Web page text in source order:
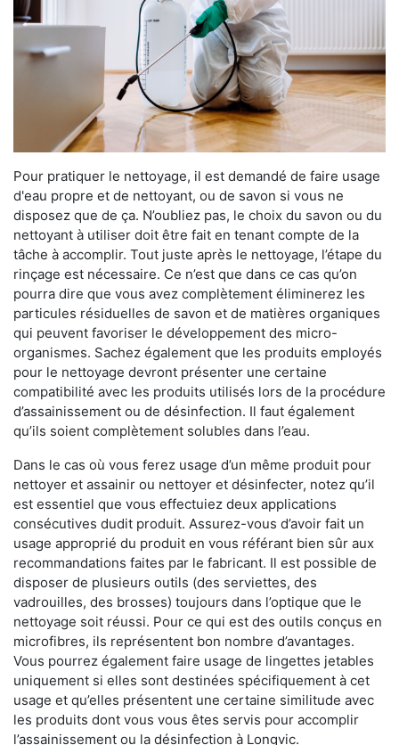
Pour pratiquer le nettoyage, il est demandé de faire usage
d'eau propre et de nettoyant, ou de savon si vous ne
disposez que de ça. N’oubliez pas, le choix du savon ou du
nettoyant à utiliser doit être fait en tenant compte de la
tâche à accomplir. Tout juste après le nettoyage, l’étape du
rinçage est nécessaire. Ce n’est que dans ce cas qu’on
pourra dire que vous avez complètement éliminerez les
particules résiduelles de savon et de matières organiques
qui peuvent favoriser le développement des micro-
organismes. Sachez également que les produits employés
pour le nettoyage devront présenter une certaine
compatibilité avec les produits utilisés lors de la procédure
d’assainissement ou de désinfection. Il faut également
qu’ils soient complètement solubles dans l’eau.
Dans le cas où vous ferez usage d’un même produit pour
nettoyer et assainir ou nettoyer et désinfecter, notez qu’il
est essentiel que vous effectuiez deux applications
consécutives dudit produit. Assurez-vous d’avoir fait un
usage approprié du produit en vous référant bien sûr aux
recommandations faites par le fabricant. Il est possible de
disposer de plusieurs outils (des serviettes, des
vadrouilles, des brosses) toujours dans l’optique que le
nettoyage soit réussi. Pour ce qui est des outils conçus en
microfibres, ils représentent bon nombre d’avantages.
Vous pourrez également faire usage de lingettes jetables
uniquement si elles sont destinées spécifiquement à cet
usage et qu’elles présentent une certaine similitude avec
les produits dont vous vous êtes servis pour accomplir
l’assainissement ou la désinfection à Longvic.